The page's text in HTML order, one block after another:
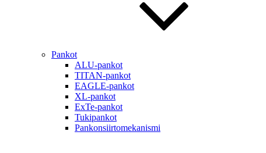
Pankot
ALU-pankot
TITAN-pankot
EAGLE-pankot
XL-pankot
ExTe-pankot
Tukipankot
Pankonsiirtomekanismi